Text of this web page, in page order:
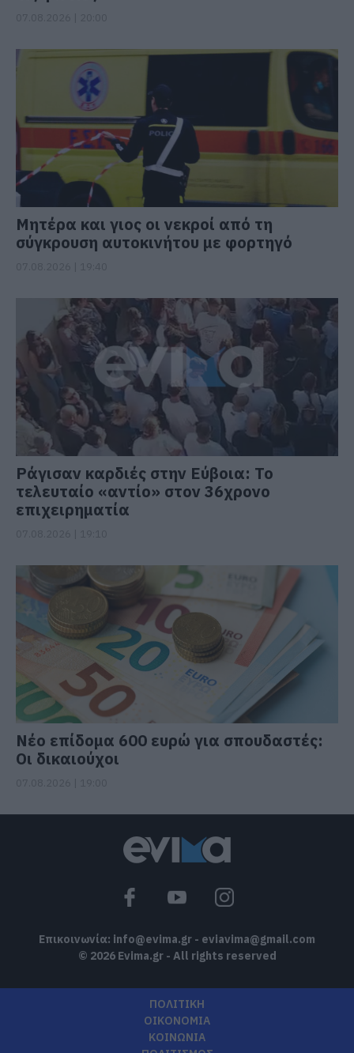
Μητέρα και γιος οι νεκροί από τη
σύγκρουση αυτοκινήτου με φορτηγό
Ράγισαν καρδιές στην Εύβοια: Το
τελευταίο «αντίο» στον 36χρονο
επιχειρηματία
Νέο επίδομα 600 ευρώ για σπουδαστές:
Οι δικαιούχοι
Επικοινωνία: info@evima.gr - eviavima@gmail.com
© 2026 Evima.gr - All rights reserved
ΠΟΛΙΤΙΚΗ
ΟΙΚΟΝΟΜΙΑ
ΚΟΙΝΩΝΙΑ